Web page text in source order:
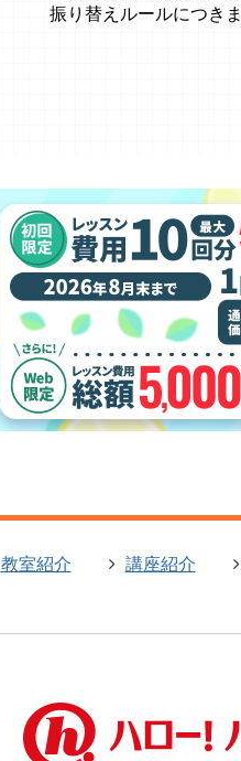
振り替えルールにつき
教室紹介 講座紹介